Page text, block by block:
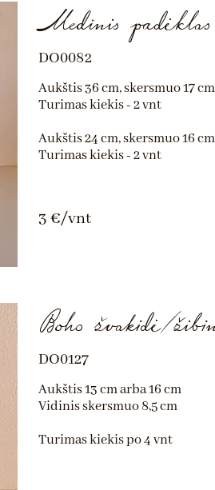
Medinis
DO0082
Aukštis 36 cm, skersmuo 17 cm
Turimas kiekis - 2 vnt
Aukštis 24 cm, skersmuo 16 cm
Turimas kiekis - 2 vnt
3 €/vnt
Boho žvakidė/
DO0127
Aukštis 13 cm arba 16 cm
Vidinis skersmuo 8,5 cm
Turimas kiekis po 4 vnt